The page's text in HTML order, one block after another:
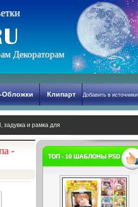
етки
Декораторам
Обложки Клипарт Добавить в источники
задувка и рамка для
-
ТОП - 10 ШАБЛОНЫ PSD